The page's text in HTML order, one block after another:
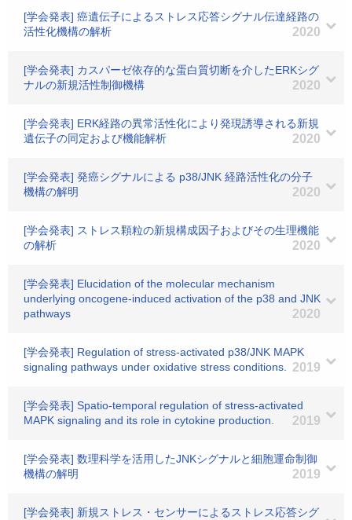
[学会発表] 癌遺伝子によるストレス応答シグナル伝達経路の
活性化機構の解析
2020
[学会発表] カスパーゼ依存的な蛋白質切断を介したERKシグ
ナルの新規活性制御機構
2020
[学会発表] ERK経路の異常活性化により発現誘導される新規
遺伝子の同定および機能解析
2020
[学会発表] 発癌シグナルによる p38/JNK 経路活性化の分子
機構の解明
2020
[学会発表] ストレス顆粒の新規構成因子およびその生理機能
の解析
2020
[学会発表] Elucidation of the molecular mechanism
underlying oncogene-induced activation of the p38 and JNK
pathways
2020
[学会発表] Regulation of stress-activated p38/JNK MAPK
signaling pathways under oxidative stress conditions.
2019
[学会発表] Spatio-temporal regulation of stress-activated
MAPK signaling and its role in cytokine production.
2019
[学会発表] 数理科学を活用したJNKシグナルと細胞運命制御
機構の解明
2019
[学会発表] 新規ストレス・センサーによるストレス応答シグ